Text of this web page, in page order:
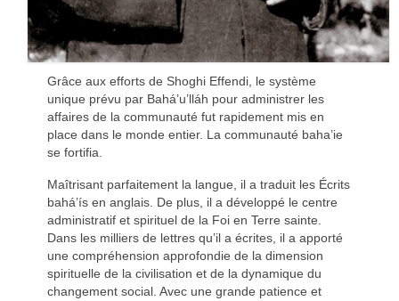
Grâce aux efforts de Shoghi Effendi, le système
unique prévu par Bahá’u’lláh pour administrer les
affaires de la communauté fut rapidement mis en
place dans le monde entier. La communauté baha’ie
se fortifia.
Maîtrisant parfaitement la langue, il a traduit les Écrits
bahá’ís en anglais. De plus, il a développé le centre
administratif et spirituel de la Foi en Terre sainte.
Dans les milliers de lettres qu’il a écrites, il a apporté
une compréhension approfondie de la dimension
spirituelle de la civilisation et de la dynamique du
changement social. Avec une grande patience et